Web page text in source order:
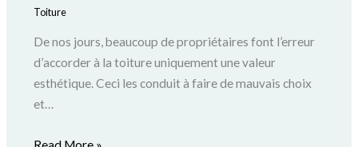
Toiture
De nos jours, beaucoup de propriétaires font l’erreur
d’accorder à la toiture uniquement une valeur
esthétique. Ceci les conduit à faire de mauvais choix
et…